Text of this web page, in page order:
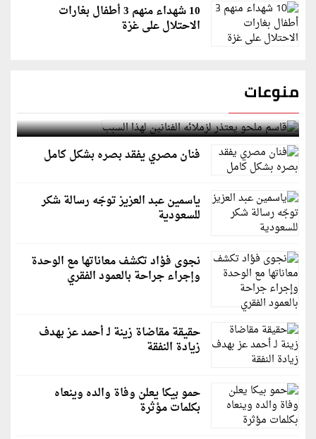
10 شهداء منهم 3 أطفال بغارات
الاحتلال على غزة
منوعات
قاسم ملحو يعتذر لزملائه الفنانين لهذا السبب
فنان مصري يفقد بصره بشكل كامل
ياسمين عبد العزيز توجّه رسالة شكر
للسعودية
نجوى فؤاد تكشف معاناتها مع الوحدة
وإجراء جراحة بالعمود الفقري
حقيقة مقاضاة زينة لـ أحمد عز بهدف
زيادة النفقة
حمو بيكا يعلن وفاة والده وينعاه
بكلمات مؤثرة